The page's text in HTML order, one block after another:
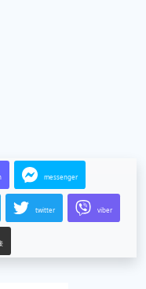
messenger
twitter viber